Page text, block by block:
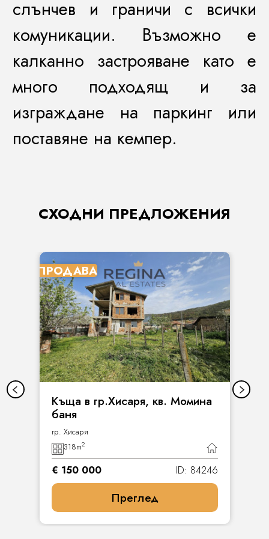
слънчев и граничи с всички
комуникации. Възможно е
калканно застрояване като е
много подходящ и за
изграждане на паркинг или
поставяне на кемпер.
СХОДНИ ПРЕДЛОЖЕНИЯ
ПРОДАВА
Къща в гр.Хисаря, кв. Момина
баня
гр. Хисаря
318m2
€ 150 000 ID: 84246
Преглед